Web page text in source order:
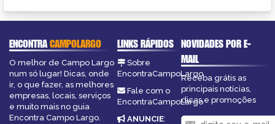
ENCONTRACAMPOLARGO
O melhor de Campo Largo
num só lugar! Dicas, onde
ir, o que fazer, as melhores
empresas, locais, serviços
e muito mais no guia
Encontra Campo Largo.
LINKS RÁPIDOS
Sobre
EncontraCampoLargo
Fale com o
EncontraCampoLargo
ANUNCIE:
NOVIDADES POR E-
MAIL
Receba grátis as
principais notícias,
dicas e promoções